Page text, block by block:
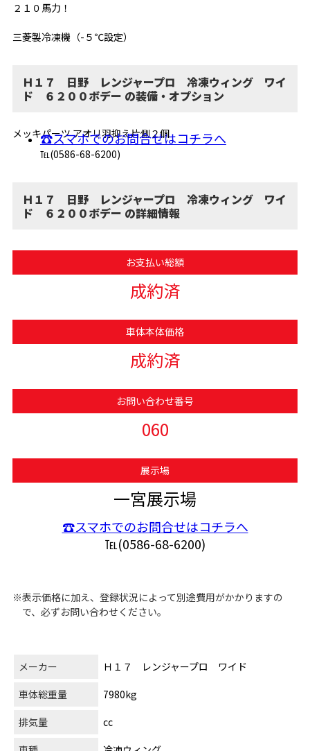
２１０馬力！
三菱製冷凍機（-５℃設定）
Ｈ１７ 日野 レンジャープロ 冷凍ウィング ワイ
ド ６２００ボデー の装備・オプション
メッキパーツ アオリ羽抑え片側２個
☎スマホでのお問合せはコチラへ
℡(0586-68-6200)
Ｈ１７ 日野 レンジャープロ 冷凍ウィング ワイ
ド ６２００ボデー の詳細情報
お支払い総額
成約済
車体本体価格
成約済
お問い合わせ番号
060
展示場
一宮展示場
☎スマホでのお問合せはコチラへ
℡(0586-68-6200)
※表示価格に加え、登録状況によって別途費用がかかりますの
で、必ずお問い合わせください。
メーカー
Ｈ１７ レンジャープロ ワイド
車体総重量
7980kg
排気量
cc